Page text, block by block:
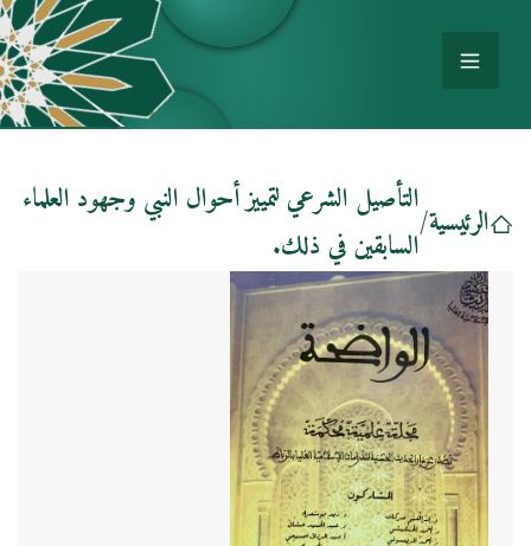
الرئيسية/
التأصيل الشرعي لتمييز أحوال النبي وجهود العلماء
السابقين في ذلك.